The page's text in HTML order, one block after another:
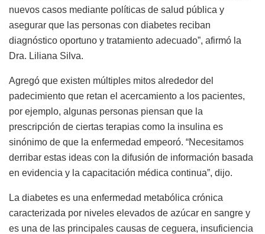
nuevos casos mediante políticas de salud pública y
asegurar que las personas con diabetes reciban
diagnóstico oportuno y tratamiento adecuado”, afirmó la
Dra. Liliana Silva.
Agregó que existen múltiples mitos alrededor del
padecimiento que retan el acercamiento a los pacientes,
por ejemplo, algunas personas piensan que la
prescripción de ciertas terapias como la insulina es
sinónimo de que la enfermedad empeoró. “Necesitamos
derribar estas ideas con la difusión de información basada
en evidencia y la capacitación médica continua”, dijo.
La diabetes es una enfermedad metabólica crónica
caracterizada por niveles elevados de azúcar en sangre y
es una de las principales causas de ceguera, insuficiencia